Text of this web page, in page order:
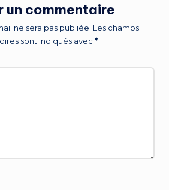
un commentaire
ne sera pas publiée. Les champs
sont indiqués avec *